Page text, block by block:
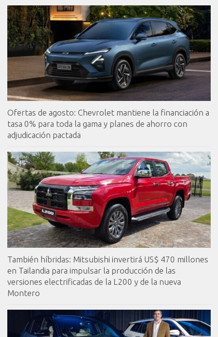
Ofertas de agosto: Chevrolet mantiene la financiación a
tasa 0% para toda la gama y planes de ahorro con
adjudicación pactada
También híbridas: Mitsubishi invertirá US$ 470 millones
en Tailandia para impulsar la producción de las
versiones electrificadas de la L200 y de la nueva
Montero